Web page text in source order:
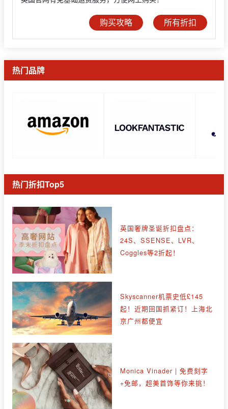
购买攻略 所有折扣
热门品牌
热门折扣Top5
英国奢牌圣诞折扣盘点：
24S、SSENSE、LVR、
Coggles等2折起！
Skyscanner机票史低£145
起！近期回国抓紧订！上海北
京广州都便宜
Monica Vinader | 免费刻字
+免邮，超美首饰等你来挑！